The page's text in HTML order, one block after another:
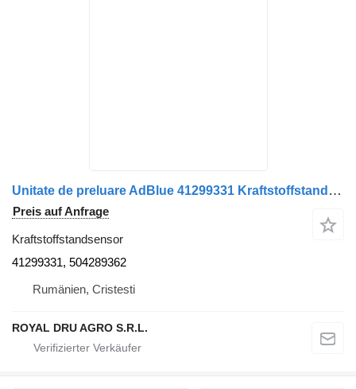
Unitate de preluare AdBlue 41299331 Kraftstoffstandsensor für IVECO 41299331 504289362 LKW
Preis auf Anfrage
Kraftstoffstandsensor
41299331, 504289362
Rumänien, Cristesti
ROYAL DRU AGRO S.R.L.